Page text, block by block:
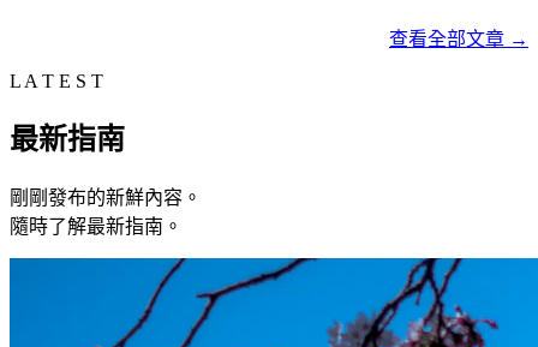
查看全部文章 →
L A T E S T
最新指南
剛剛發布的新鮮內容。
隨時了解最新指南。